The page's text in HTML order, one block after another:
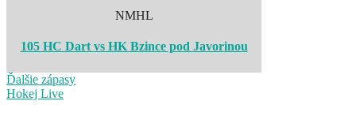
NMHL
105 HC Dart vs HK Bzince pod Javorinou
Ďalšie zápasy
Hokej Live